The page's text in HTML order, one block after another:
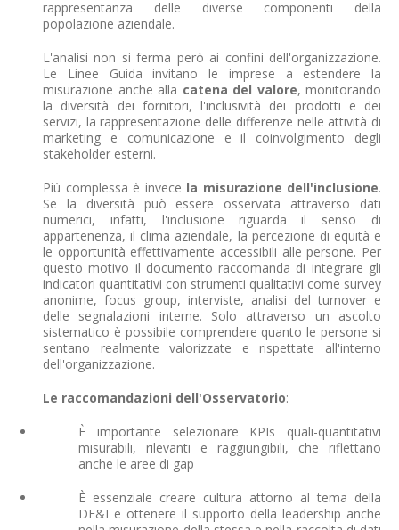
rappresentanza delle diverse componenti della
popolazione aziendale.
L'analisi non si ferma però ai confini dell'organizzazione.
Le Linee Guida invitano le imprese a estendere la
misurazione anche alla catena del valore, monitorando
la diversità dei fornitori, l'inclusività dei prodotti e dei
servizi, la rappresentazione delle differenze nelle attività di
marketing e comunicazione e il coinvolgimento degli
stakeholder esterni.
Più complessa è invece la misurazione dell'inclusione.
Se la diversità può essere osservata attraverso dati
numerici, infatti, l'inclusione riguarda il senso di
appartenenza, il clima aziendale, la percezione di equità e
le opportunità effettivamente accessibili alle persone. Per
questo motivo il documento raccomanda di integrare gli
indicatori quantitativi con strumenti qualitativi come survey
anonime, focus group, interviste, analisi del turnover e
delle segnalazioni interne. Solo attraverso un ascolto
sistematico è possibile comprendere quanto le persone si
sentano realmente valorizzate e rispettate all'interno
dell'organizzazione.
Le raccomandazioni dell'Osservatorio:
È importante selezionare KPIs quali-quantitativi
misurabili, rilevanti e raggiungibili, che riflettano
anche le aree di gap
È essenziale creare cultura attorno al tema della
DE&I e ottenere il supporto della leadership anche